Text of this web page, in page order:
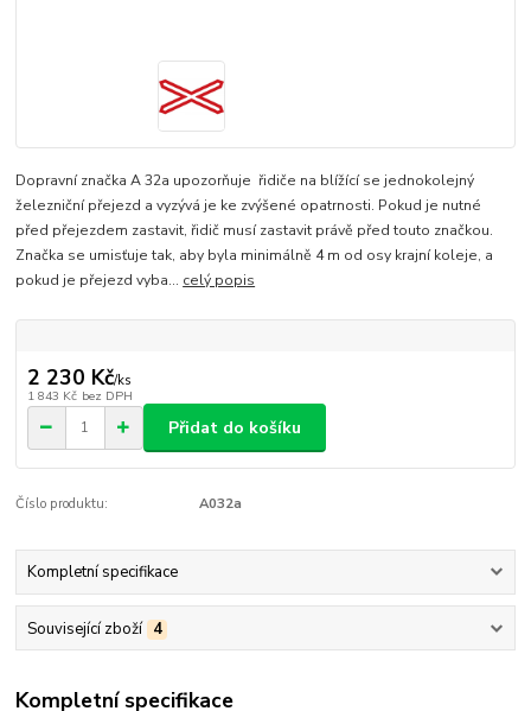
Dopravní značka A 32a upozorňuje řidiče na blížící se jednokolejný
železniční přejezd a vyzývá je ke zvýšené opatrnosti. Pokud je nutné
před přejezdem zastavit, řidič musí zastavit právě před touto značkou.
Značka se umisťuje tak, aby byla minimálně 4 m od osy krajní koleje, a
pokud je přejezd vyba... celý popis
2 230 Kč/ks
1 843 Kč bez DPH
Přidat do košíku
Číslo produktu: A032a
Kompletní specifikace
Související zboží 4
Kompletní specifikace